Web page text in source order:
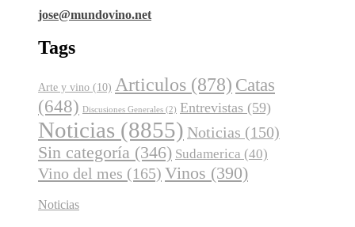
jose@mundovino.net
Tags
Arte y vino (10) Articulos (878) Catas
(648) Discusiones Generales (2) Entrevistas (59)
Noticias (8855) Noticias (150)
Sin categoría (346) Sudamerica (40)
Vino del mes (165) Vinos (390)
Noticias